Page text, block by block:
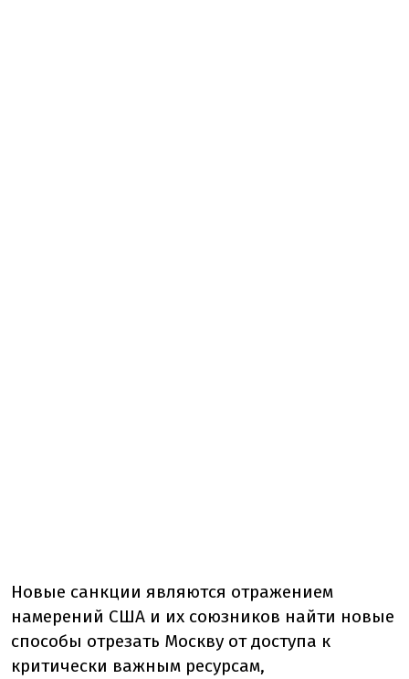
Новые санкции являются отражением
намерений США и их союзников найти новые
способы отрезать Москву от доступа к
критически важным ресурсам,